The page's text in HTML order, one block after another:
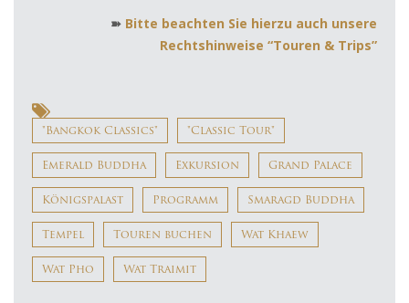
➽ Bitte beachten Sie hierzu auch unsere
Rechtshinweise “Touren & Trips”
"Bangkok Classics" "Classic Tour"
Emerald Buddha Exkursion Grand Palace
Königspalast Programm Smaragd Buddha
Tempel Touren buchen Wat Khaew
Wat Pho Wat Traimit